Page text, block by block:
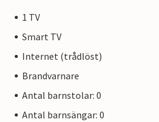
1 TV
Smart TV
Internet (trådlöst)
Brandvarnare
Antal barnstolar: 0
Antal barnsängar: 0